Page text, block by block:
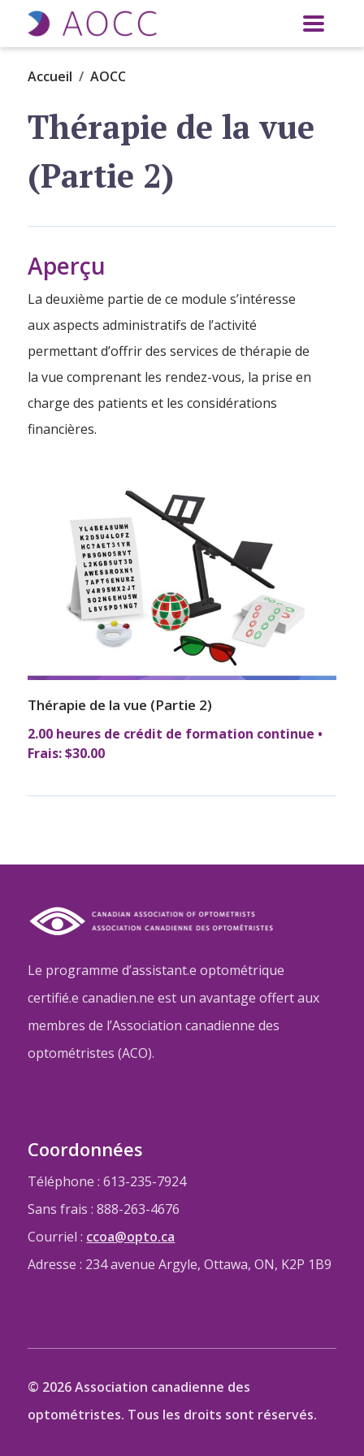
Aller au contenu principal
Accueil AOCC
Thérapie de la vue
(Partie 2)
Aperçu
La deuxième partie de ce module s’intéresse
aux aspects administratifs de l’activité
permettant d’offrir des services de thérapie de
la vue comprenant les rendez-vous, la prise en
charge des patients et les considérations
financières.
Thérapie de la vue (Partie 2)
2.00 heures de crédit de formation continue •
Frais: $30.00
Le programme d’assistant.e optométrique
certifié.e canadien.ne est un avantage offert aux
membres de l’Association canadienne des
optométristes (ACO).
Coordonnées
Téléphone : 613-235-7924
Sans frais : 888-263-4676
Courriel : ccoa@opto.ca
Adresse : 234 avenue Argyle, Ottawa, ON, K2P 1B9
© 2026 Association canadienne des
optométristes. Tous les droits sont réservés.